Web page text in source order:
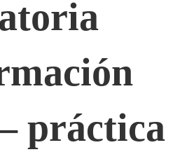
práctica